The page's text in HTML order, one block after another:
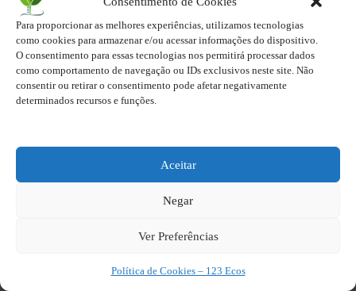
Para proporcionar as melhores experiências, utilizamos tecnologias
como cookies para armazenar e/ou acessar informações do dispositivo.
O consentimento para essas tecnologias nos permitirá processar dados
como comportamento de navegação ou IDs exclusivos neste site. Não
consentir ou retirar o consentimento pode afetar negativamente
determinados recursos e funções.
Aceitar
Negar
Ver Preferências
Política de Cookies – 123 Ecos
Portanto, é mais que urgente que
reavaliemos nossas prioridades e
tomemos medidas decisivas para
respeitar e proteger os limites do
teremos de enfrentar as graves
consequências de nossa negligência e
auto interesse.
O tempo para a ação é agora. Então,
adiar ou minimizar a urgência dessa